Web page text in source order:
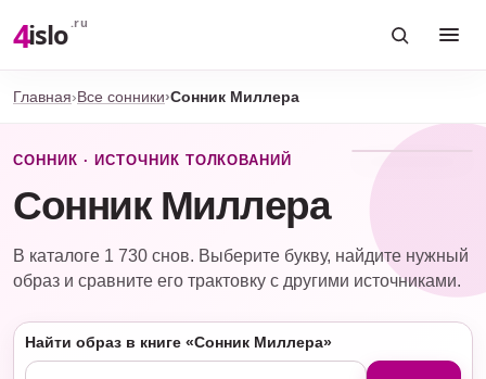
4islo .ru
Главная Все сонники Сонник Миллера
СОННИК · ИСТОЧНИК ТОЛКОВАНИЙ
Сонник Миллера
В каталоге 1 730 снов. Выберите букву, найдите нужный
образ и сравните его трактовку с другими источниками.
Найти образ в книге «Сонник Миллера»